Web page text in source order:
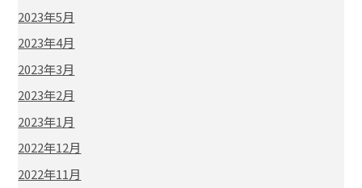
2023年5月
2023年4月
2023年3月
2023年2月
2023年1月
2022年12月
2022年11月